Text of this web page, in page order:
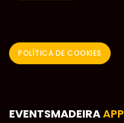
POLÍTICA DE COOKIES
EVENTSMADEIRAAPP